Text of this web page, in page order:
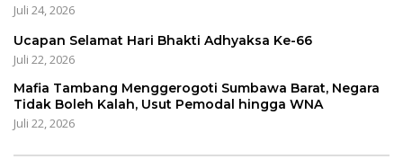
Juli 24, 2026
Ucapan Selamat Hari Bhakti Adhyaksa Ke-66
Juli 22, 2026
Mafia Tambang Menggerogoti Sumbawa Barat, Negara
Tidak Boleh Kalah, Usut Pemodal hingga WNA
Juli 22, 2026